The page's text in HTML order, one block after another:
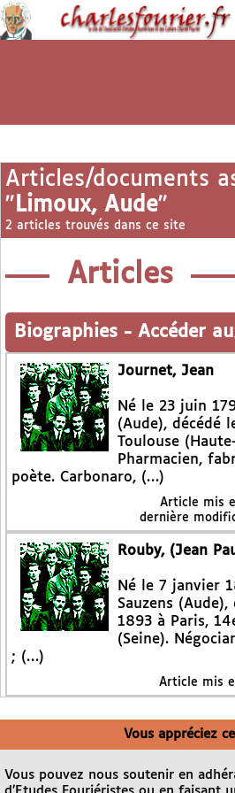
Articles/documents
" Limoux, Aude"
2 articles trouvés dans ce site
Articles
Biographies - Accéder
Journet, Jean
Né le 23 juin
(Aude), décédé
Toulouse
Pharmacien,
poète. Carbonaro, (…)
Article mis
dernière
Rouby, (Jean
Né le 7 janvier
Sauzens
1893 à Paris,
(Seine).
; (…)
Article mis
Vous appréciez
Vous pouvez nous soutenir en